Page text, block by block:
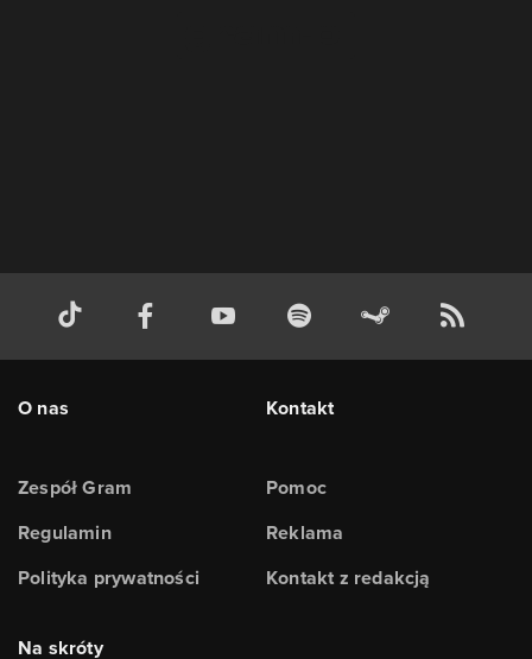
O nas
Zespół Gram
Regulamin
Polityka prywatności
Kontakt
Pomoc
Reklama
Kontakt z redakcją
Na skróty